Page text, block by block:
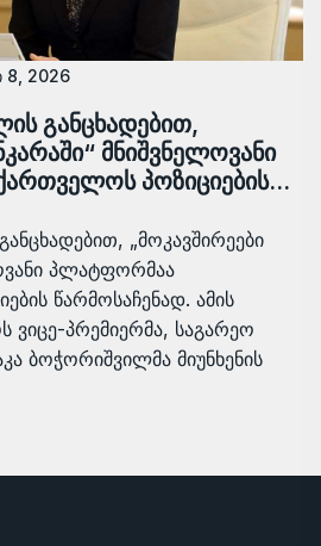
8, 2026
განცხადებით,
მნიშვნელოვანი
პოზიციების…
„მოკავშირეები
პლატფორმაა
წარმოსაჩენად. ამის
ვიცე-პრემიერმა, საგარეო
ბოჭორიშვილმა მიუნხენის